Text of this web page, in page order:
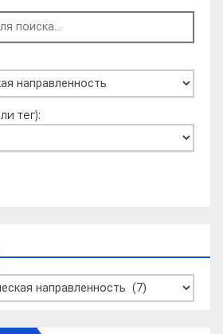
тег):